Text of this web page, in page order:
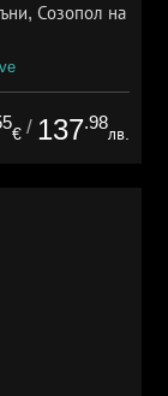
Созопол на
€ / 137.98
лв.